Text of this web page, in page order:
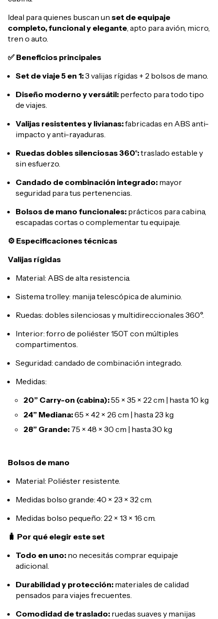
Ideal para quienes buscan un set de equipaje
completo, funcional y elegante, apto para avión, micro,
tren o auto.
✅ Beneficios principales
Set de viaje 5 en 1:3 valijas rígidas + 2 bolsos de mano.
Diseño moderno y versátil: perfecto para todo tipo
de viajes.
Valijas resistentes y livianas:fabricadas en ABS anti-
impacto y anti-rayaduras.
Ruedas dobles silenciosas 360°:traslado estable y
sin esfuerzo.
Candado de combinación integrado: mayor
seguridad para tus pertenencias.
Bolsos de mano funcionales: prácticos para cabina,
escapadas cortas o complementar tu equipaje.
⚙️ Especificaciones técnicas
Valijas rígidas
Material: ABS de alta resistencia.
Sistema trolley: manija telescópica de aluminio.
Ruedas: dobles silenciosas y multidireccionales 360°.
Interior: forro de poliéster 150T con múltiples
compartimentos.
Seguridad: candado de combinación integrado.
Medidas:
20” Carry-on (cabina):55 × 35 × 22 cm | hasta 10 kg
24” Mediana:65 × 42 × 26 cm | hasta 23 kg
28” Grande: 75 × 48 × 30 cm | hasta 30 kg
Bolsos de mano
Material: Poliéster resistente.
Medidas bolso grande: 40 × 23 × 32 cm.
Medidas bolso pequeño: 22 × 13 × 16 cm.
🧳 Por qué elegir este set
Todo en uno: no necesitás comprar equipaje
adicional.
Durabilidad y protección: materiales de calidad
pensados para viajes frecuentes.
Comodidad de traslado: ruedas suaves y manijas